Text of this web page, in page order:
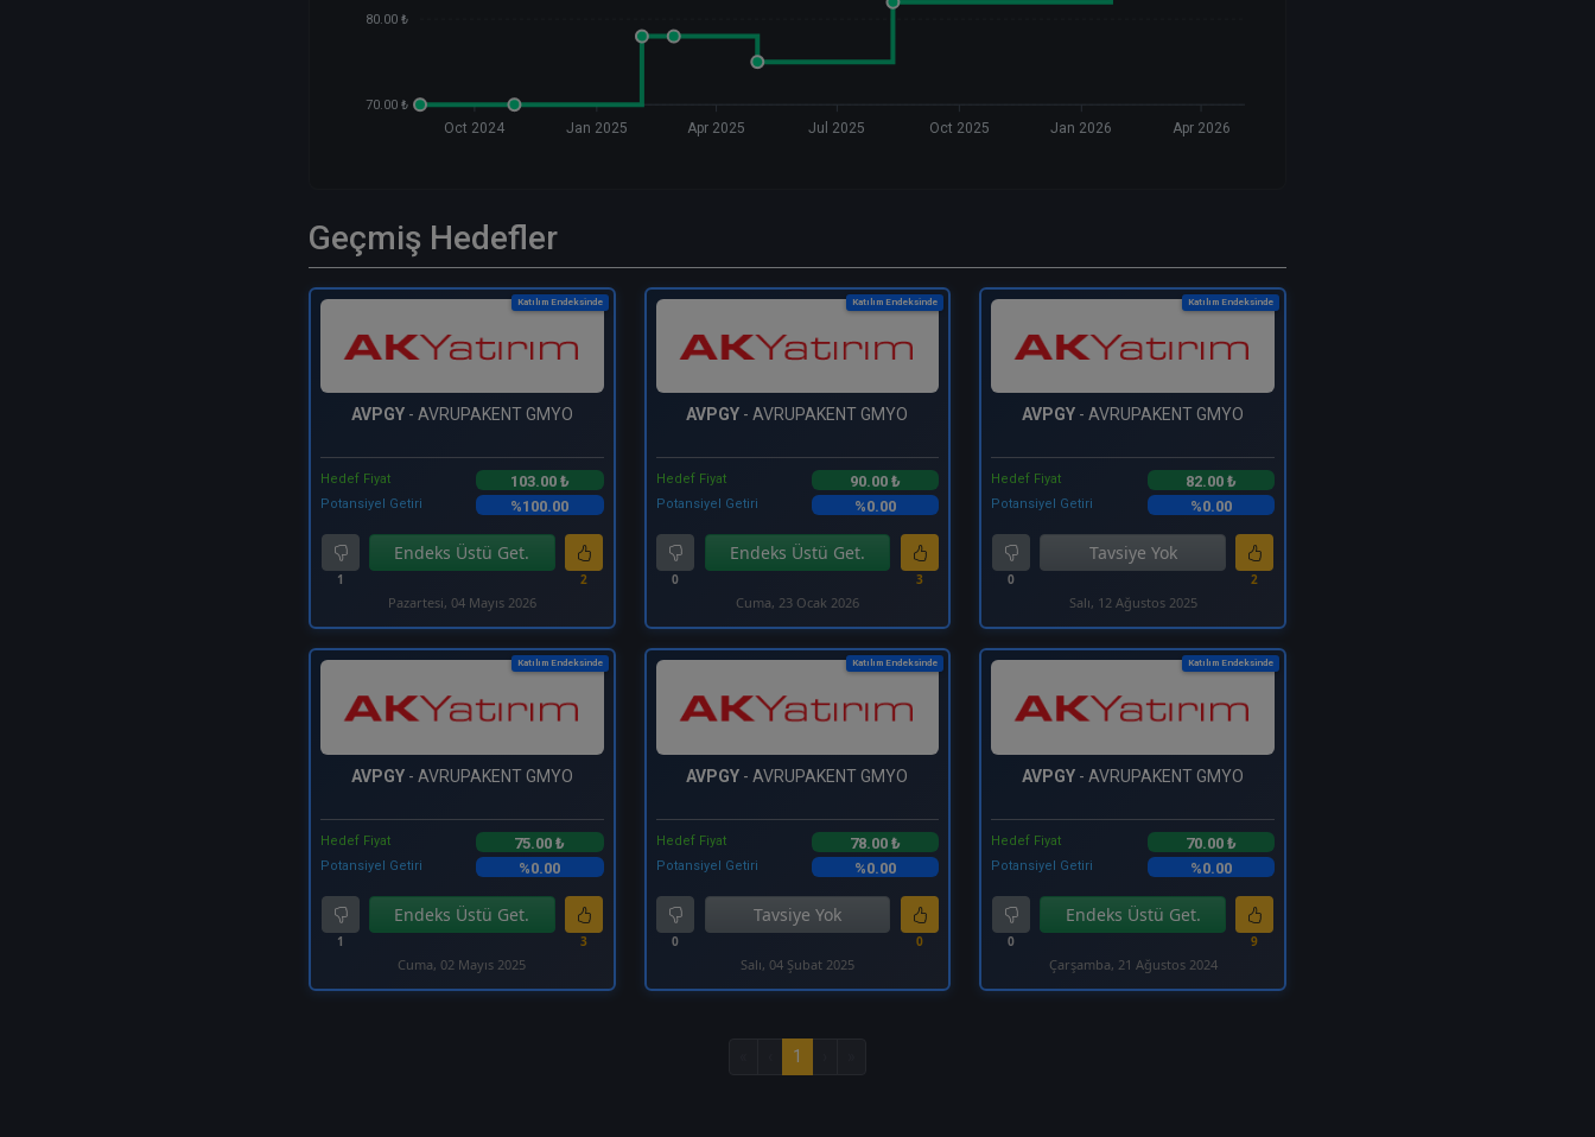
80.00 ₺
70.00 ₺
Oct 2024 Jan 2025 Apr 2025 Jul 2025 Oct 2025 Jan 2026 Apr 2026
Geçmiş Hedefler
Katılım Endeksinde
AVPGY- AVRUPAKENT GMYO
Hedef Fiyat 103.00 ₺
Potansiyel Getiri %100.00
1
Endeks Üstü Get.
2
Pazartesi, 04 Mayıs 2026
Katılım Endeksinde
AVPGY - AVRUPAKENT GMYO
Hedef Fiyat 90.00 ₺
Potansiyel Getiri %0.00
0
Endeks Üstü Get.
3
Cuma, 23 Ocak 2026
Katılım Endeksinde
AVPGY - AVRUPAKENT GMYO
Hedef Fiyat 82.00 ₺
Potansiyel Getiri %0.00
0
Tavsiye Yok
2
Salı, 12 Ağustos 2025
Katılım Endeksinde
AVPGY- AVRUPAKENT GMYO
Hedef Fiyat 75.00 ₺
Potansiyel Getiri %0.00
1
Endeks Üstü Get.
3
Cuma, 02 Mayıs 2025
Katılım Endeksinde
AVPGY - AVRUPAKENT GMYO
Hedef Fiyat 78.00 ₺
Potansiyel Getiri %0.00
0
Tavsiye Yok
0
Salı, 04 Şubat 2025
Katılım Endeksinde
AVPGY - AVRUPAKENT GMYO
Hedef Fiyat 70.00 ₺
Potansiyel Getiri %0.00
0
Endeks Üstü Get.
9
Çarşamba, 21 Ağustos 2024
1